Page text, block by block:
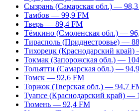
Сызрань (Самарская обл.) —
Тамбов — 99,9 FM
Тверь — 89,4 FM
Тёмкино (Смоленская обл.) —
Тирасполь (Приднестровье) —
Тихорецк (Краснодарский
Токмак (Запорожская обл.) —
Тольятти (Самарская обл.) —
Томск — 92,6 FM
Торжок (Тверская обл.) — 94,7
Туапсе (Краснодарский край) —
Тюмень — 92,4 FM